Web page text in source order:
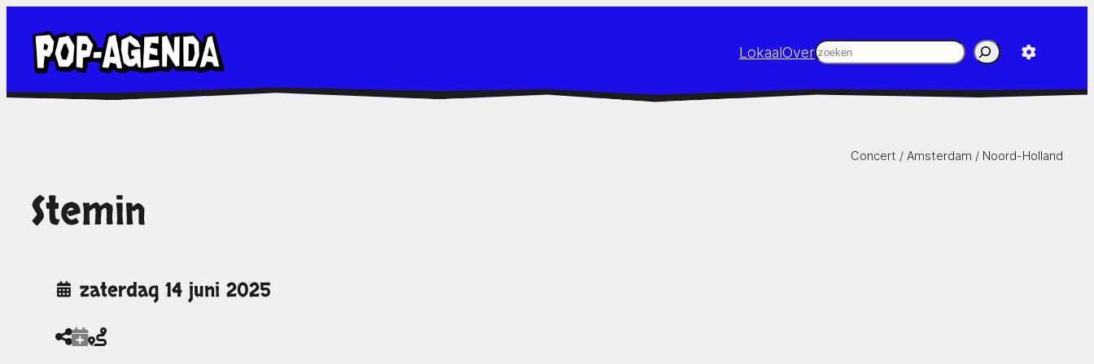
naar
inhoud
LokaalOverZoeken
Concert / Amsterdam / Noord-Holland
Stemin
zaterdag 14 juni 2025